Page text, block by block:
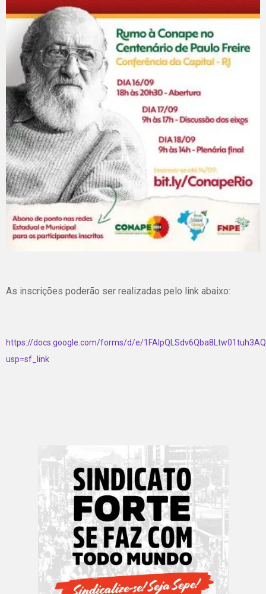
As inscrições poderão ser realizadas pelo link abaixo:
https://docs.google.com/forms/d/e/
usp=sf_link